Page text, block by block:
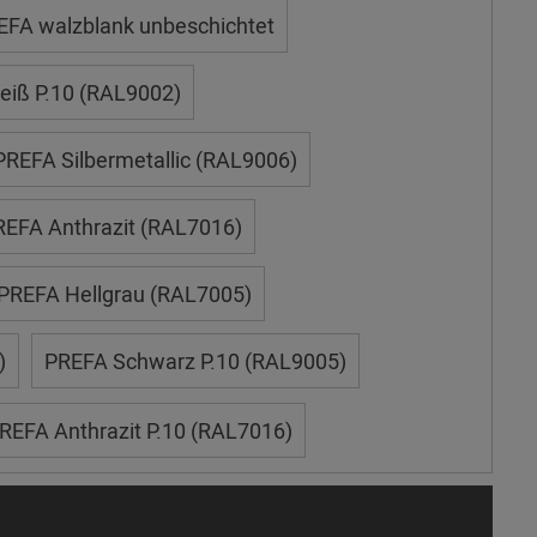
walzblank unbeschichtet
P.10 (RAL9002)
Silbermetallic (RAL9006)
Anthrazit (RAL7016)
Hellgrau (RAL7005)
PREFA Schwarz P.10 (RAL9005)
Anthrazit P.10 (RAL7016)